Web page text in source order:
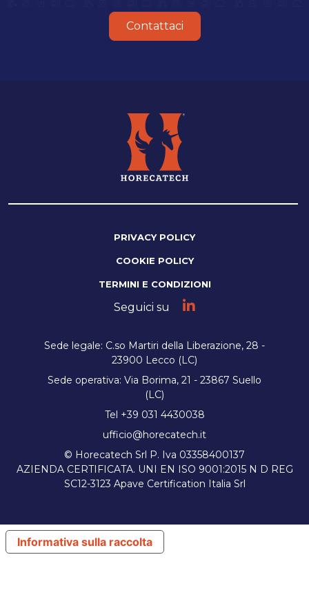
Contattaci
PRIVACY POLICY
COOKIE POLICY
TERMINI E CONDIZIONI
Seguici su
Sede legale: C.so Martiri della Liberazione, 28 -
23900 Lecco (LC)
Sede operativa: Via Borima, 21 - 23867 Suello
(LC)
Tel +39 031 4430038
ufficio@horecatech.it
© Horecatech Srl P. Iva 03358400137
AZIENDA CERTIFICATA. UNI EN ISO 9001:2015 N D REG
SC12-3123 Apave Certification Italia Srl
Informativa sulla raccolta